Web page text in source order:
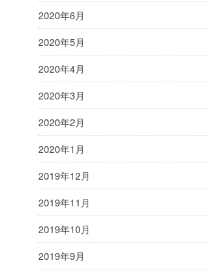
2020年6月
2020年5月
2020年4月
2020年3月
2020年2月
2020年1月
2019年12月
2019年11月
2019年10月
2019年9月